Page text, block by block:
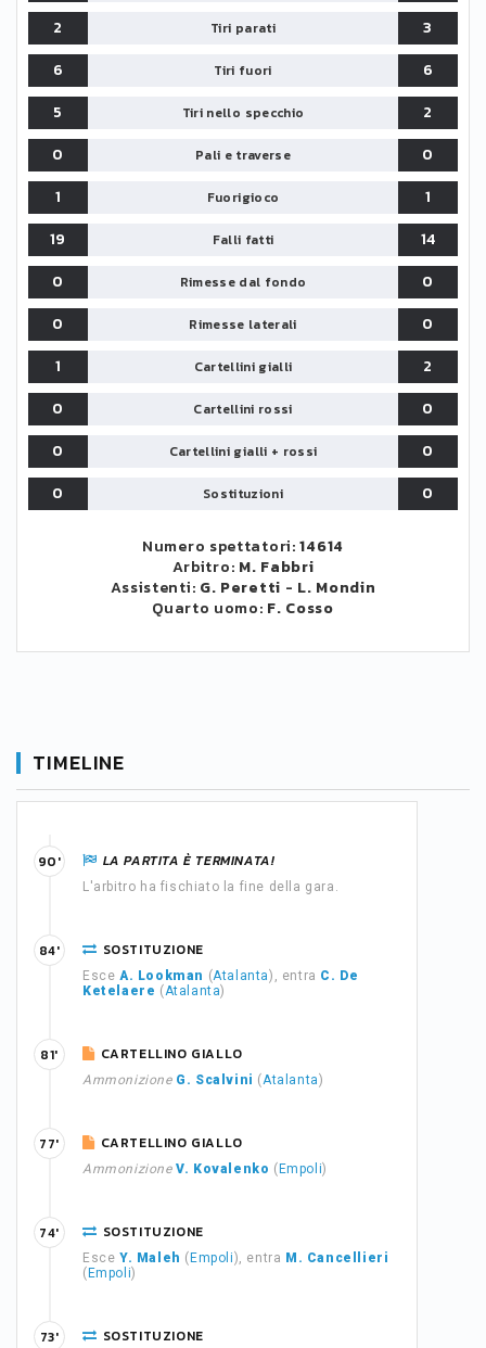
2 Tiri parati
3
6
Tiri fuori
6
5
Tiri nello specchio
2
0
Pali e traverse
0
1
Fuorigioco
1
19
Falli fatti
14
0
Rimesse dal fondo
0
0
Rimesse laterali
0
1
Cartellini gialli
2
0
Cartellini rossi
0
0
Cartellini gialli + rossi
0
0
Sostituzioni 0
Numero spettatori:14614
Arbitro: M. Fabbri
Assistenti: G. Peretti - L. Mondin
Quarto uomo: F. Cosso
TIMELINE
LA PARTITA È TERMINATA!
L'arbitro ha fischiato la fine della gara.
90'
SOSTITUZIONE
Esce A. Lookman (Atalanta), entra C. De
Ketelaere (Atalanta)
84'
CARTELLINO GIALLO
Ammonizione G. Scalvini (Atalanta)
81'
CARTELLINO GIALLO
Ammonizione V. Kovalenko ( Empoli)
77'
SOSTITUZIONE
Esce Y. Maleh ( Empoli), entra M. Cancellieri
( Empoli)
74'
SOSTITUZIONE
73'